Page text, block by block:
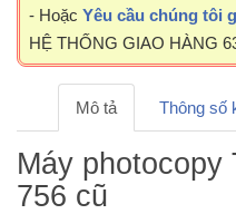
- Hoặc Yêu cầu chúng tôi
HỆ THỐNG GIAO HÀNG
Mô tả Thông số
Máy photocopy
756 cũ